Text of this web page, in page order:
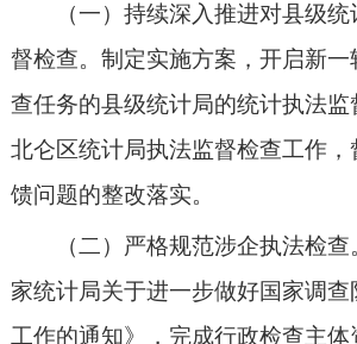
（一）持续深入推进对县级统
督检查。制定实施方案，开启新一
查任务的县级统计局的统计执法
北仑区统计局执法监督检查工作，
馈问题的整改落实。
（二）严格规范涉企执法检查
家统计局关于进一步做好国家调
工作的通知》，完成行政检查主体